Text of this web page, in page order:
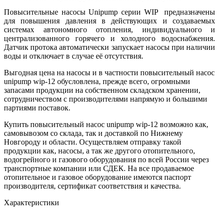
Повысительные насосы Unipump серии WIP предназначены
для повышения давления в действующих и создаваемых
системах автономного отопления, индивидуального и
централизованного горячего и холодного водоснабжения.
Датчик протока автоматически запускает насосы при наличии
воды и отключает в случае её отсутствия.
Выгодная цена на насосы и в частности повысительный насос
unipump wip-12 обусловлена, прежде всего, огромными
запасами продукции на собственном складском хранении,
сотрудничеством с производителями напрямую и большими
партиями поставок.
Купить повысительный насос unipump wip-12 возможно как,
самовывозом со склада, так и доставкой по Нижнему
Новгороду и области. Осуществляем отправку такой
продукции как, насосы, а так же другого отопительного,
водогрейного и газового оборудования по всей России через
транспортные компании или СДЕК. На все продаваемое
отопительное и газовое оборудование имеются паспорт
производителя, сертификат соответствия и качества.
Характеристики